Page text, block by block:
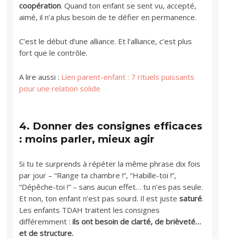
coopération. Quand ton enfant se sent vu, accepté,
aimé, il n’a plus besoin de te défier en permanence.
C’est le début d’une alliance. Et l’alliance, c’est plus
fort que le contrôle.
A lire aussi : Lien parent-enfant : 7 rituels puissants
pour une relation solide
4. Donner des consignes efficaces
: moins parler, mieux agir
Si tu te surprends à répéter la même phrase dix fois
par jour – “Range ta chambre !”, “Habille-toi !”,
“Dépêche-toi !” – sans aucun effet… tu n’es pas seule.
Et non, ton enfant n’est pas sourd. Il est justesaturé.
Les enfants TDAH traitent les consignes
différemment :ils ont besoin de clarté, de brièveté…
et de structure.